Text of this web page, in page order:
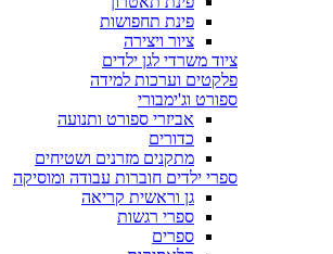
פינת תחפושות
ציור ויצירה
ציוד משרדי לגן ילדים
פלקטים וערכות למידה
ספורט וג'ימבורי
אביזרי ספורט ותנועה
כדורים
מתקנים מזרנים ושטיחים
ספרי ילדים חוברות עבודה ומוסיקה
גן וראשית קריאה
ספרי רגשות
ספרים